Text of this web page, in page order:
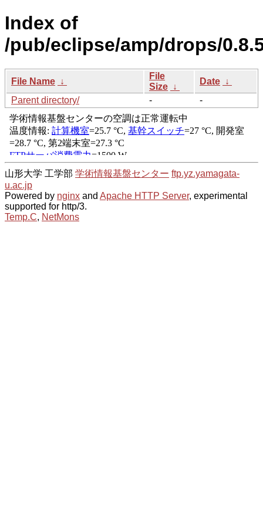
Index of
/pub/eclipse/amp/drops/
File Name ↓
File
Size ↓
Date ↓
Parent directory/
- -
山形大学 工学部 学術情報基盤センター ftp.yz.yamagata-
u.ac.jp
Powered by nginx and Apache HTTP Server, experimental
supported for http/3.
Temp.C, NetMons